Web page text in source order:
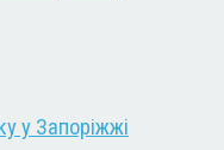
у Запоріжжі